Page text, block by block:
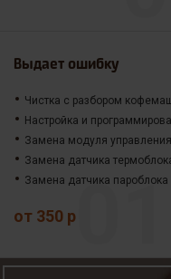
Выдает ошибку
Чистка с разбором
Настройка и
Замена модуля управления
Замена датчика
Замена датчика пароблока
от 350 р